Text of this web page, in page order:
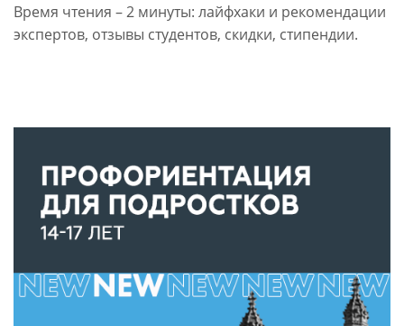
Время чтения – 2 минуты: лайфхаки и рекомендации
экспертов, отзывы студентов, скидки, стипендии.